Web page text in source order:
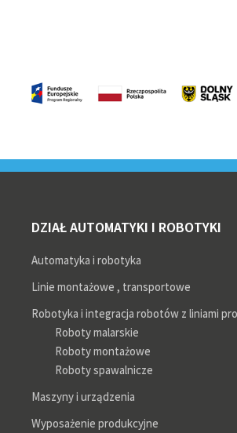
DZIAŁ AUTOMATYKI I ROBOTYKI
Automatyka i robotyka
Linie montażowe , transportowe
Robotyka i integracja robotów z liniami
Roboty malarskie
Roboty montażowe
Roboty spawalnicze
Maszyny i urządzenia
Wyposażenie produkcyjne